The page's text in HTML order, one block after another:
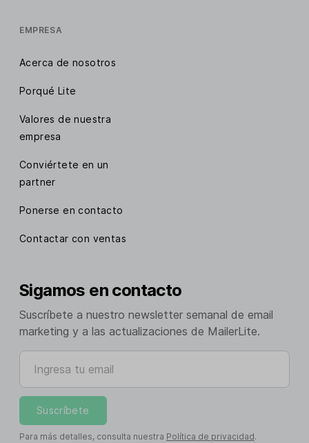
EMPRESA
Acerca de nosotros
Porqué Lite
Valores de nuestra
empresa
Conviértete en un
partner
Ponerse en contacto
Contactar con ventas
Sigamos en contacto
Suscríbete a nuestro newsletter semanal de email
marketing y a las actualizaciones de MailerLite.
Ingresa tu email
Suscríbete
Para más detalles, consulta nuestra Política de privacidad.